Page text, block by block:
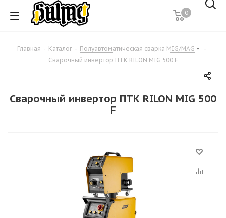
0
Главная - Каталог - Полуавтоматическая сварка MIG/MAG
-
Сварочный инвертор ПТК RILON MIG 500 F
Сварочный инвертор ПТК RILON MIG 500
F